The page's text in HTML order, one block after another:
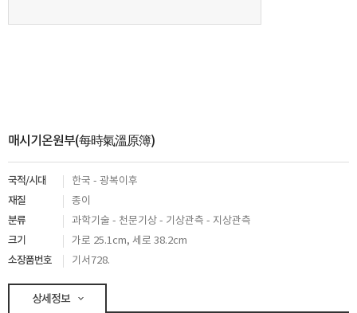
매시기온원부(每時氣溫原簿)
국적/시대 한국 - 광복이후
재질 종이
분류 과학기술 - 천문기상 - 기상관측 - 지상관측
크기 가로 25.1cm, 세로 38.2cm
소장품번호 기서728.
상세정보